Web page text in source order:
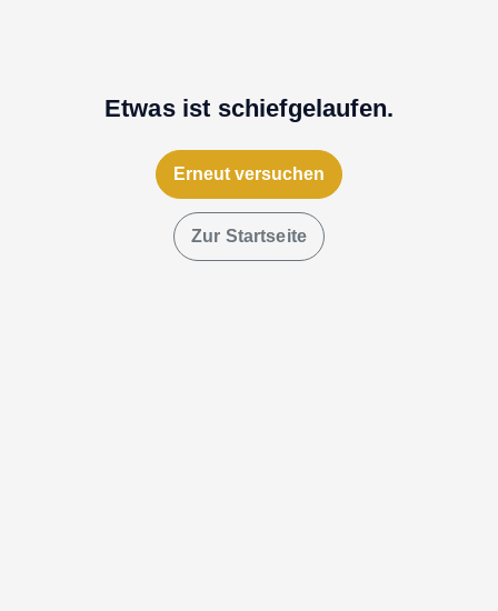
Etwas ist schiefgelaufen.
Erneut versuchen
Zur Startseite